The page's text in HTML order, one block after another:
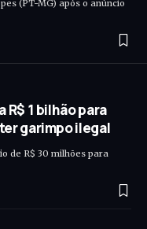
(PT-MG) após o anúncio
R$ 1 bilhão para
garimpo ilegal
de R$ 30 milhões para